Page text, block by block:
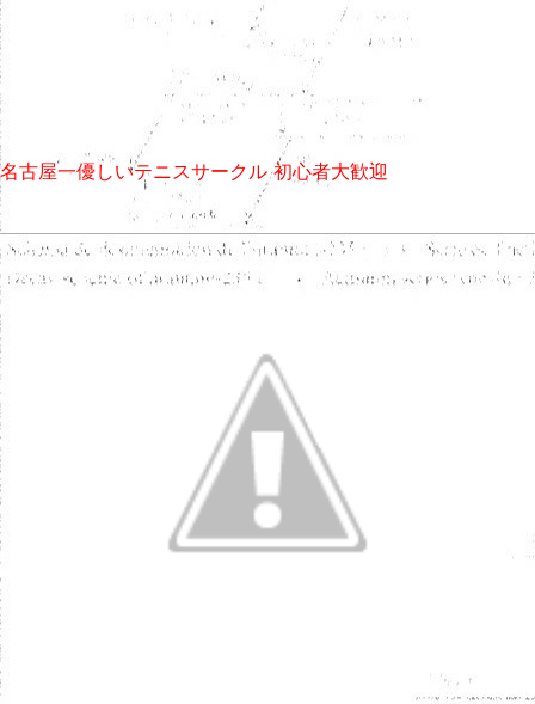
名古屋一優しいテニスサークル 初心者大歓迎